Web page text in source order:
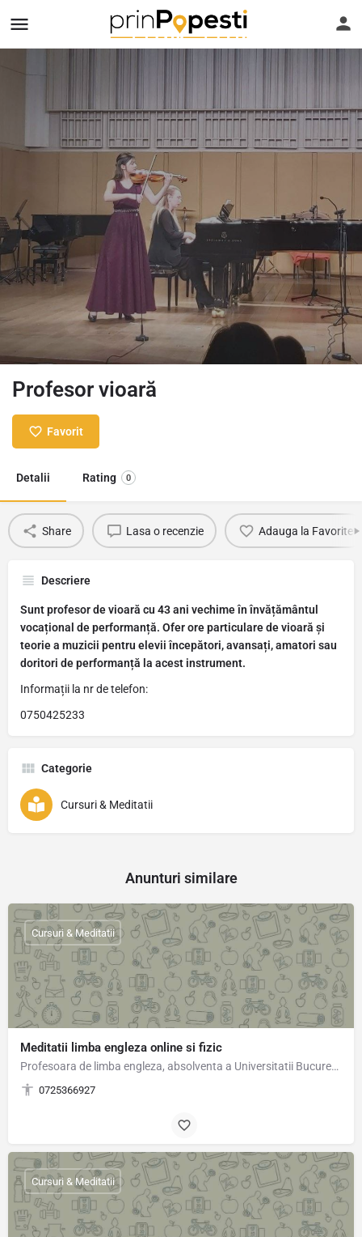
Profesor vioară
Favorit
Detalii Rating 0
Share Lasa o recenzie Adauga la Favorite
Descriere
Sunt profesor de vioară cu 43 ani vechime în învățământul
vocațional de performanță. Ofer ore particulare de vioară și
teorie a muzicii pentru elevii începători, avansați, amatori sau
doritori de performanță la acest instrument.
Informații la nr de telefon:
0750425233
Categorie
Cursuri & Meditatii
Anunturi similare
Meditatii limba engleza online si fizic
Profesoara de limba engleza, absolventa a Universitatii Bucuresti,ofer lectii de limba engleza preferabil…
0725366927
Cursuri & Meditatii
Cursuri & Meditatii